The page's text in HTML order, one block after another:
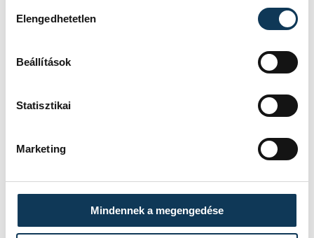
Elengedhetetlen
Beállítások
Statisztikai
Marketing
Mindennek a megengedése
sport kézilabda
Sipos Adrián